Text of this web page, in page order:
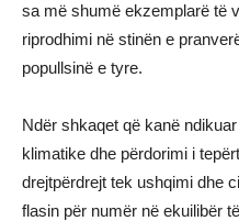
sa më shumë ekzemplarë të
riprodhimi në stinën e
popullsinë e tyre.
Ndër shkaqet që kanë
klimatike dhe përdorimi i
drejtpërdrejt tek ushqimi dhe
flasin për numër në ekuilibër